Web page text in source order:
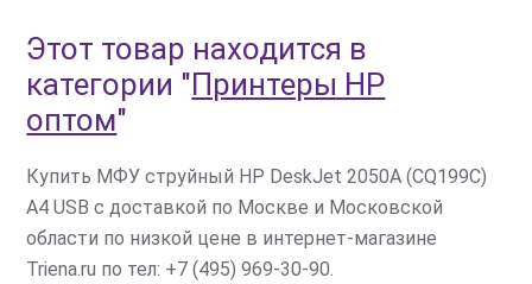
Этот товар находится в
категории "Принтеры HP
оптом"
Купить МФУ струйный HP DeskJet 2050A (CQ199C)
A4 USB с доставкой по Москве и Московской
области по низкой цене в интернет-магазине
Triena.ru по тел: +7 (495) 969-30-90.